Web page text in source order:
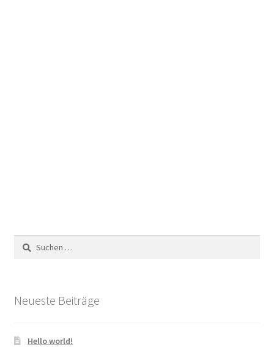
Suchen
nach:
Neueste Beiträge
Hello world!